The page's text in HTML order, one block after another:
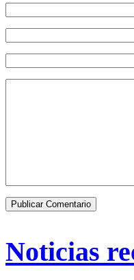
Noticias